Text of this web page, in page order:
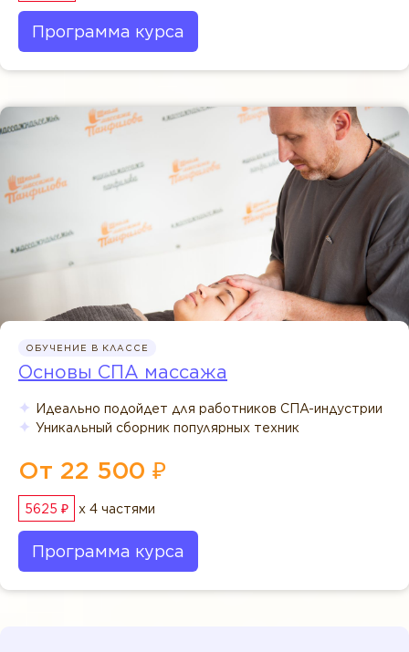
Программа курса
ОБУЧЕНИЕ В КЛАССЕ
Основы СПА массажа
Идеально подойдет для работников СПА-индустрии
Уникальный сборник популярных техник
От 22 500 ₽
5625 ₽ x 4 частями
Программа курса